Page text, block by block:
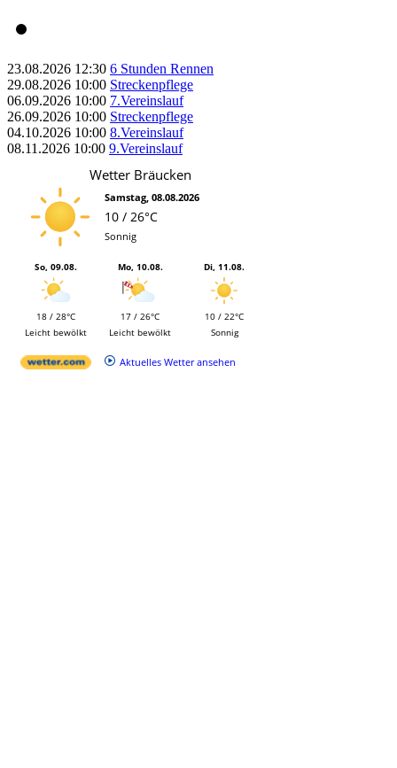
23.08.2026 12:30 6 Stunden Rennen
29.08.2026 10:00 Streckenpflege
06.09.2026 10:00 7.Vereinslauf
26.09.2026 10:00 Streckenpflege
04.10.2026 10:00 8.Vereinslauf
08.11.2026 10:00 9.Vereinslauf
Wetter Bräucken
Samstag, 08.08.2026
10 / 26°C
Sonnig
So, 09.08.
18 / 28°C
Leicht bewölkt
Mo, 10.08.
17 / 26°C
Leicht bewölkt
Di, 11.08.
10 / 22°C
Sonnig
Aktuelles Wetter ansehen